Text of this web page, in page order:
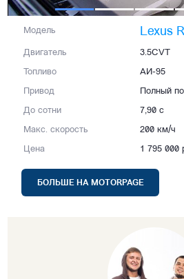
Модель Lexus
Двигатель 3.5CVT
Топливо АИ-95
Привод Полный
До сотни 7,90 с
Макс. скорость 200 км/ч
Цена 1 795 000
БОЛЬШЕ НА MOTORPAGE